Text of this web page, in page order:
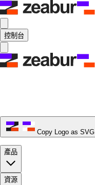
控制台
Copy Logo as SVG
產品
資源